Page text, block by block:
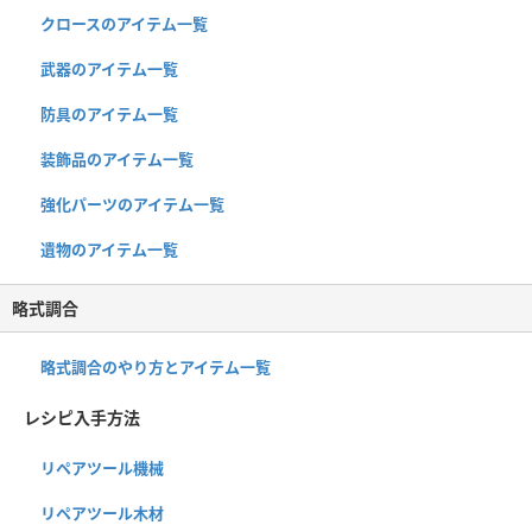
クロースのアイテム一覧
武器のアイテム一覧
防具のアイテム一覧
装飾品のアイテム一覧
強化パーツのアイテム一覧
遺物のアイテム一覧
略式調合
略式調合のやり方とアイテム一覧
レシピ入手方法
リペアツール機械
リペアツール木材